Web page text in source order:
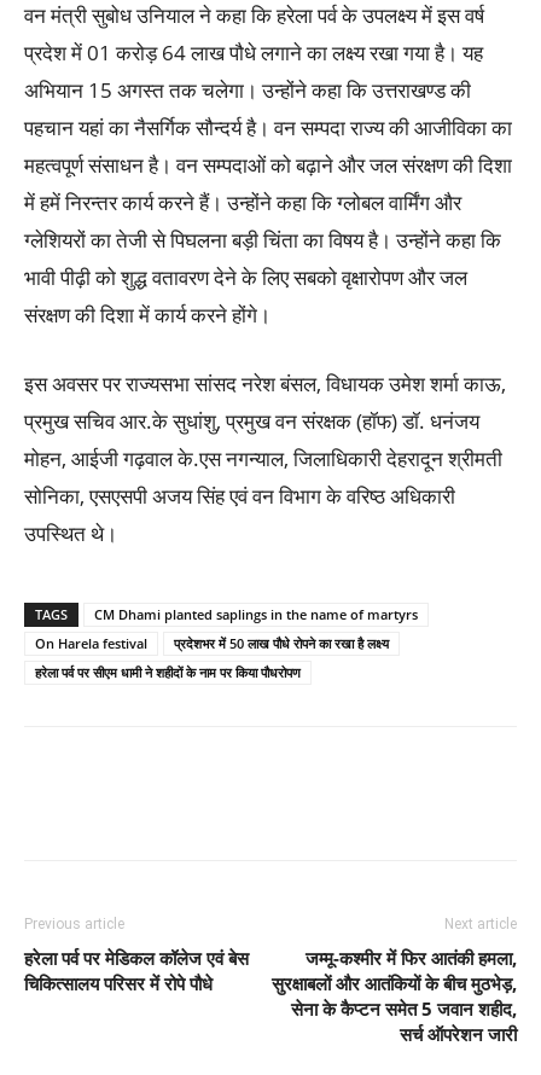
वन मंत्री सुबोध उनियाल ने कहा कि हरेला पर्व के उपलक्ष्य में इस वर्ष
प्रदेश में 01 करोड़ 64 लाख पौधे लगाने का लक्ष्य रखा गया है। यह
अभियान 15 अगस्त तक चलेगा। उन्होंने कहा कि उत्तराखण्ड की
पहचान यहां का नैसर्गिक सौन्दर्य है। वन सम्पदा राज्य की आजीविका का
महत्वपूर्ण संसाधन है। वन सम्पदाओं को बढ़ाने और जल संरक्षण की दिशा
में हमें निरन्तर कार्य करने हैं। उन्होंने कहा कि ग्लोबल वार्मिंग और
ग्लेशियरों का तेजी से पिघलना बड़ी चिंता का विषय है। उन्होंने कहा कि
भावी पीढ़ी को शुद्ध वतावरण देने के लिए सबको वृक्षारोपण और जल
संरक्षण की दिशा में कार्य करने होंगे।
इस अवसर पर राज्यसभा सांसद नरेश बंसल, विधायक उमेश शर्मा काऊ,
प्रमुख सचिव आर.के सुधांशु, प्रमुख वन संरक्षक (हॉफ) डॉ. धनंजय
मोहन, आईजी गढ़वाल के.एस नगन्याल, जिलाधिकारी देहरादून श्रीमती
सोनिका, एसएसपी अजय सिंह एवं वन विभाग के वरिष्ठ अधिकारी
उपस्थित थे।
TAGS
CM Dhami planted saplings in the name of martyrs
On Harela festival
प्रदेशभर में 50 लाख पौधे रोपने का रखा है लक्ष्य
हरेला पर्व पर सीएम धामी ने शहीदों के नाम पर किया पौधरोपण
Previous article
हरेला पर्व पर मेडिकल कॉलेज एवं बेस
चिकित्सालय परिसर में रोपे पौधे
Next article
जम्मू-कश्मीर में फिर आतंकी हमला,
सुरक्षाबलों और आतंकियों के बीच मुठभेड़,
सेना के कैप्टन समेत 5 जवान शहीद,
सर्च ऑपरेशन जारी